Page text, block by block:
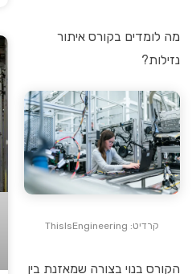
מה לומדים בקורס איתור
נזילות?
קרדיט: ThisIsEngineering
הקורס בנוי בצורה שמאזנת בין